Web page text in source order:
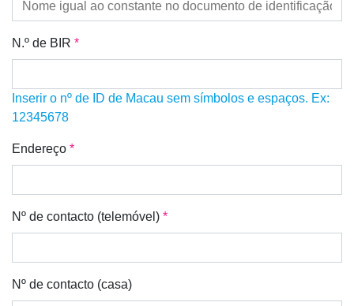
N.º de BIR *
Inserir o nº de ID de Macau sem símbolos e espaços. Ex:
12345678
Endereço *
Nº de contacto (telemóvel) *
Nº de contacto (casa)